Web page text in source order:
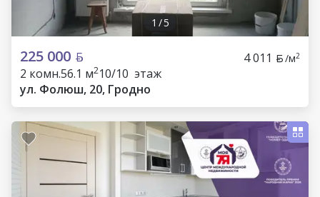
1 /5
225 000 4 011 /м2
2 комн.56.1 м210/10 этаж
ул. Фолюш, 20, Гродно